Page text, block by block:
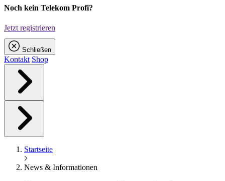
Noch kein Telekom Profi?
Jetzt registrieren
Schließen
Kontakt Shop
Startseite
News & Informationen